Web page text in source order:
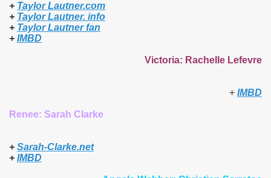
+ Taylor Lautner.com
+ Taylor Lautner. info
+ Taylor Lautner fan
+ IMBD
Victoria: Rachelle Lefevre
+ IMBD
Renee: Sarah Clarke
+ Sarah-Clarke.net
+ IMBD